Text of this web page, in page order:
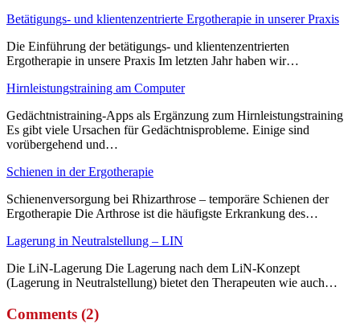
Betätigungs- und klientenzentrierte Ergotherapie in unserer Praxis
Die Einführung der betätigungs- und klientenzentrierten
Ergotherapie in unsere Praxis Im letzten Jahr haben wir…
Hirnleistungstraining am Computer
Gedächtnistraining-Apps als Ergänzung zum Hirnleistungstraining
Es gibt viele Ursachen für Gedächtnisprobleme. Einige sind
vorübergehend und…
Schienen in der Ergotherapie
Schienenversorgung bei Rhizarthrose – temporäre Schienen der
Ergotherapie Die Arthrose ist die häufigste Erkrankung des…
Lagerung in Neutralstellung – LIN
Die LiN-Lagerung Die Lagerung nach dem LiN-Konzept
(Lagerung in Neutralstellung) bietet den Therapeuten wie auch…
Comments (2)